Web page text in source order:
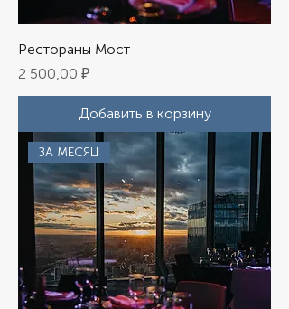
Рестораны Мост
Цена
2 500,00 ₽
Добавить в корзину
ЗА МЕСЯЦ